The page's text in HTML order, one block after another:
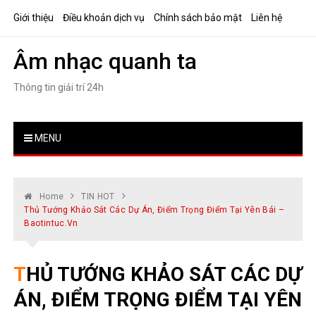
Giới thiệu Điều khoản dịch vụ Chính sách bảo mật Liên hệ
Âm nhạc quanh ta
Thông tin giải trí 24h
MENU
Home
TIN HOT
Thủ Tướng Khảo Sát Các Dự Án, Điểm Trọng Điểm Tại Yên Bái –
Baotintuc.vn
THỦ TƯỚNG KHẢO SÁT CÁC DỰ
ÁN, ĐIỂM TRỌNG ĐIỂM TẠI YÊN